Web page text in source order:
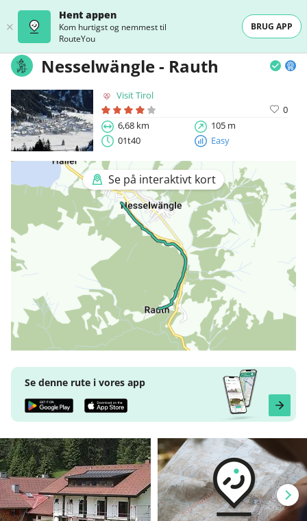
Hent appen
Kom hurtigst og nemmest til
RouteYou
BRUG APP
Nesselwängle - Rauth
Visit Tirol
0
6,68 km
105 m
01t40
Easy
Se på interaktivt kort
Se denne rute i vores app